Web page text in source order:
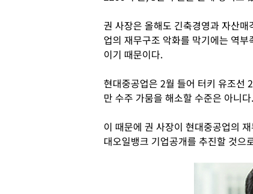
권 사장은 올해도 긴축경영과 자산
업의 재무구조 악화를 막기에는 역
이기 때문이다.
현대중공업은 2월 들어 터키 유조선
만 수주 가뭄을 해소할 수준은 아니다.
이 때문에 권 사장이 현대중공업의
대오일뱅크 기업공개를 추진할 것으